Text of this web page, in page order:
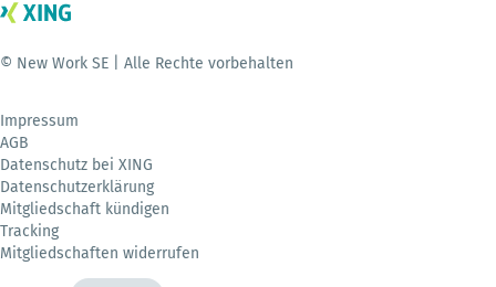
© New Work SE | Alle Rechte vorbehalten
Impressum
AGB
Datenschutz bei XING
Datenschutzerklärung
Mitgliedschaft kündigen
Tracking
Mitgliedschaften widerrufen